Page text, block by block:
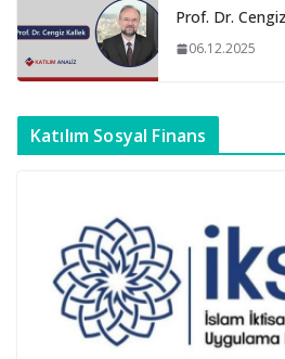
Prof. Dr.
06.12.2025
Katılım Sosyal Finans